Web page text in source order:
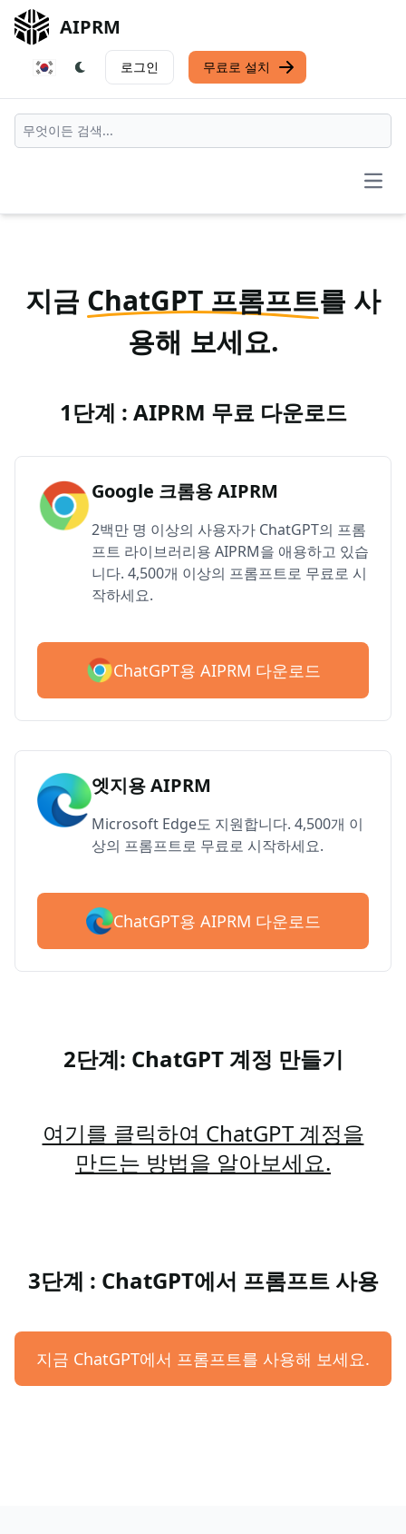
AIPRM
로그인 무료로 설치
지금 ChatGPT 프롬프트를 사
용해 보세요.
1단계 : AIPRM 무료 다운로드
Google 크롬용 AIPRM
2백만 명 이상의 사용자가 ChatGPT의 프롬
프트 라이브러리용 AIPRM을 애용하고 있습
니다. 4,500개 이상의 프롬프트로 무료로 시
작하세요.
ChatGPT용 AIPRM 다운로드
엣지용 AIPRM
Microsoft Edge도 지원합니다. 4,500개 이
상의 프롬프트로 무료로 시작하세요.
ChatGPT용 AIPRM 다운로드
2단계: ChatGPT 계정 만들기
여기를 클릭하여 ChatGPT 계정을
만드는 방법을 알아보세요.
3단계 : ChatGPT에서 프롬프트 사용
지금 ChatGPT에서 프롬프트를 사용해 보세요.